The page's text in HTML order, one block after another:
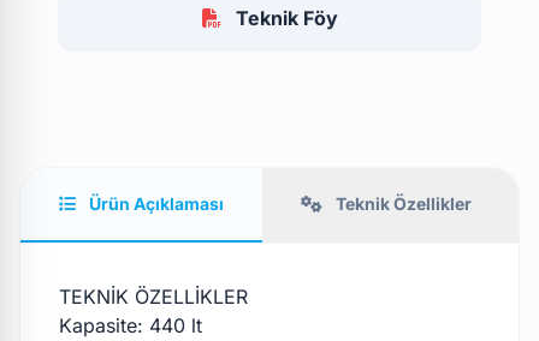
Teknik Föy
Ürün Açıklaması Teknik Özellikler
TEKNİK ÖZELLİKLER
Kapasite: 440 lt